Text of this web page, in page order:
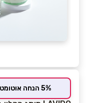
5% הנחה אוטומטית למשלמים בכרטיס המועדון